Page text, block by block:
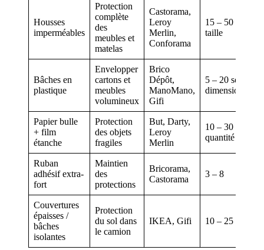
Housses
imperméables
Protection
complète
des
meubles et
matelas
Castorama,
Leroy
Merlin,
Conforama
15 – 50 selon
taille
Bâches en
plastique
Envelopper
cartons et
meubles
volumineux
Brico
Dépôt,
ManoMano,
Gifi
5 – 20 selon
dimensions
Papier bulle
+ film
étanche
Protection
des objets
fragiles
But, Darty,
Leroy
Merlin
10 – 30 selon
quantité
Ruban
adhésif extra-
fort
Maintien
des
protections
Bricorama,
Castorama
3 – 8
Couvertures
épaisses /
bâches
isolantes
Protection
du sol dans
le camion
IKEA, Gifi 10 – 25